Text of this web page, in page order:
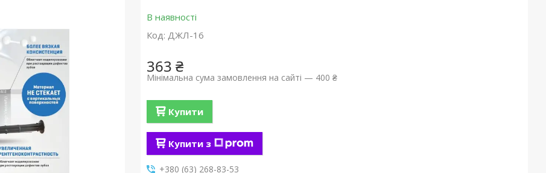
В наявності
Код: ДЖЛ-16
363 ₴
Мінімальна сума замовлення на сайті — 400 ₴
Купити
Купити з
+380 (63) 268-83-53